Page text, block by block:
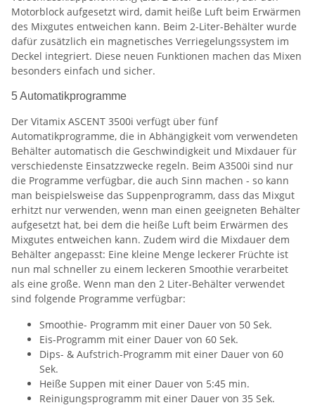
Motorblock aufgesetzt wird, damit heiße Luft beim Erwärmen
des Mixgutes entweichen kann. Beim 2-Liter-Behälter wurde
dafür zusätzlich ein magnetisches Verriegelungssystem im
Deckel integriert. Diese neuen Funktionen machen das Mixen
besonders einfach und sicher.
5 Automatikprogramme
Der Vitamix ASCENT 3500i verfügt über fünf
Automatikprogramme, die in Abhängigkeit vom verwendeten
Behälter automatisch die Geschwindigkeit und Mixdauer für
verschiedenste Einsatzzwecke regeln. Beim A3500i sind nur
die Programme verfügbar, die auch Sinn machen - so kann
man beispielsweise das Suppenprogramm, dass das Mixgut
erhitzt nur verwenden, wenn man einen geeigneten Behälter
aufgesetzt hat, bei dem die heiße Luft beim Erwärmen des
Mixgutes entweichen kann. Zudem wird die Mixdauer dem
Behälter angepasst: Eine kleine Menge leckerer Früchte ist
nun mal schneller zu einem leckeren Smoothie verarbeitet
als eine große. Wenn man den 2 Liter-Behälter verwendet
sind folgende Programme verfügbar:
Smoothie- Programm mit einer Dauer von 50 Sek.
Eis-Programm mit einer Dauer von 60 Sek.
Dips- & Aufstrich-Programm mit einer Dauer von 60
Sek.
Heiße Suppen mit einer Dauer von 5:45 min.
Reinigungsprogramm mit einer Dauer von 35 Sek.